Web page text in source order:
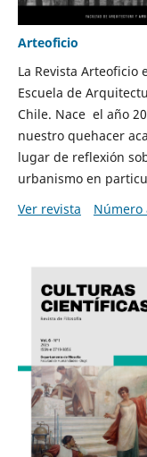
Arteoficio
La Revista
Escuela de
Chile. Nace el año
nuestro quehacer
lugar de reflexión
urbanismo en
Ver revista
Número